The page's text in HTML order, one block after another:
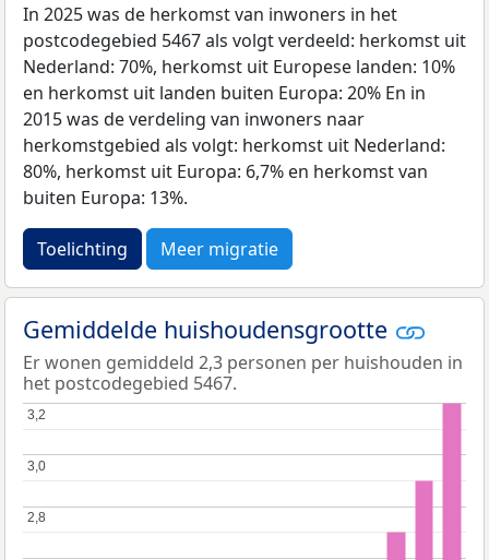
In 2025 was de herkomst van inwoners in het
postcodegebied 5467 als volgt verdeeld: herkomst uit
Nederland: 70%, herkomst uit Europese landen: 10%
en herkomst uit landen buiten Europa: 20% En in
2015 was de verdeling van inwoners naar
herkomstgebied als volgt: herkomst uit Nederland:
80%, herkomst uit Europa: 6,7% en herkomst van
buiten Europa: 13%.
Toelichting Meer migratie
Gemiddelde huishoudensgrootte
Er wonen gemiddeld 2,3 personen per huishouden in
het postcodegebied 5467.
2,8
2,8
3,0
3,0
3,2
3,2